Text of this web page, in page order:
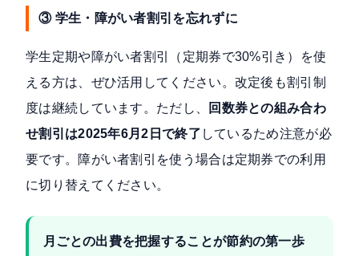
③ 学生・障がい者割引を忘れずに
学生定期や障がい者割引（定期券で30%引き）を使
える方は、ぜひ活用してください。改定後も割引制
度は継続しています。ただし、
回数券との組み合わ
せ割引は2025年6月2日で終了 しているため注意が必
要です。障がい者割引を使う場合は定期券での利用
に切り替えてください。
月ごとの出費を把握することが節約の第一歩